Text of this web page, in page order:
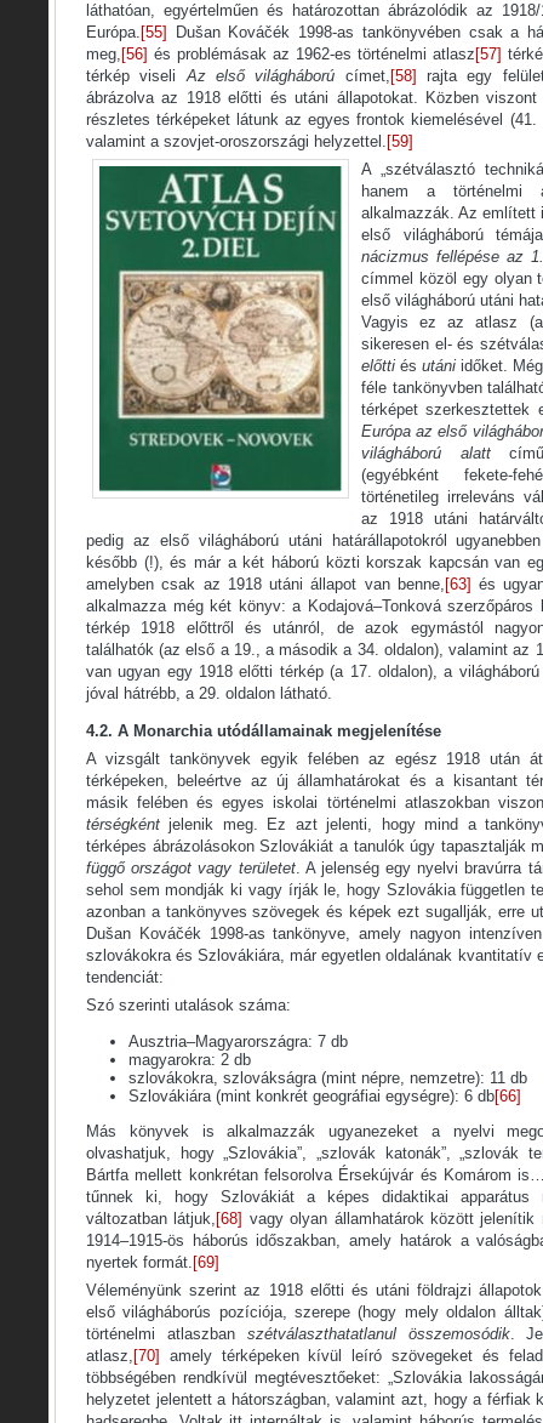
láthatóan, egyértelműen és határozottan ábrázolódik az
Európa. [55]
Dušan Kováčék 1998-as tankönyvében csak a
meg, [56] és problémásak az 1962-es történelmi atlasz [57]
térkép viseliAz első világháború címet, [58]
rajta egy
ábrázolva az 1918 előtti és utáni állapotokat. Közben
részletes térképeket látunk az egyes frontok kiemelésével
valamint a szovjet-oroszországi helyzettel. [59]
A „szétválasztó
hanem a történelmi
alkalmazzák. Az említett
első világháború
nácizmus fellépése az
címmel közöl egy olyan
első világháború utáni
Vagyis ez az atlasz
sikeresen el- és
előtti és utáni időket.
féle tankönyvben
térképet szerkesztettek
Európa az első
világháború alatt
(egyébként fekete-
történetileg irreleváns
az 1918 utáni
pedig az első világháború utáni határállapotokról
később (!), és már a két háború közti korszak kapcsán van
amelyben csak az 1918 utáni állapot van benne, [63] és
alkalmazza még két könyv: a Kodajová–Tonková
térkép 1918 előttről és utánról, de azok egymástól
találhatók (az első a 19., a második a 34. oldalon), valamint az
van ugyan egy 1918 előtti térkép (a 17. oldalon), a
jóval hátrébb, a 29. oldalon látható.
4.2. A Monarchia utódállamainak megjelenítése
A vizsgált tankönyvek egyik felében az egész 1918 után
térképeken, beleértve az új államhatárokat és a kisantant
másik felében és egyes iskolai történelmi atlaszokban
térségkéntjelenik meg. Ez azt jelenti, hogy mind a
térképes ábrázolásokon Szlovákiát a tanulók úgy tapasztalják
függő országot vagy területet. A jelenség egy nyelvi bravúrra
sehol sem mondják ki vagy írják le, hogy Szlovákia független
azonban a tankönyves szövegek és képek ezt sugallják, erre
Dušan Kováčék 1998-as tankönyve, amely nagyon
szlovákokra és Szlovákiára, már egyetlen oldalának kvantitatív
tendenciát:
Szó szerinti utalások száma:
Ausztria–Magyarországra: 7 db
magyarokra: 2 db
szlovákokra, szlovákságra (mint népre, nemzetre): 11 db
Szlovákiára (mint konkrét geográfiai egységre): 6 db[66]
Más könyvek is alkalmazzák ugyanezeket a nyelvi
olvashatjuk, hogy „Szlovákia”, „szlovák katonák”, „szlovák
Bártfa mellett konkrétan felsorolva Érsekújvár és Komárom
tűnnek ki, hogy Szlovákiát a képes didaktikai apparátus
változatban látjuk, [68] vagy olyan államhatárok között
1914–1915-ös háborús időszakban, amely határok a
nyertek formát. [69]
Véleményünk szerint az 1918 előtti és utáni földrajzi
első világháborús pozíciója, szerepe (hogy mely oldalon
történelmi atlaszban szétválaszthatatlanul összemosódik.
atlasz, [70]
amely térképeken kívül leíró szövegeket és
többségében rendkívül megtévesztőeket: „Szlovákia
helyzetet jelentett a hátországban, valamint azt, hogy a férfiak